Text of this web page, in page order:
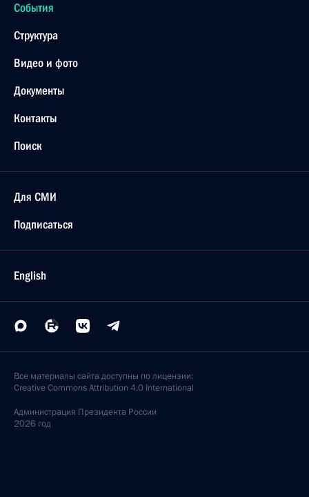
События
Структура
Видео и фото
Документы
Контакты
Поиск
Для СМИ
Подписаться
English
Все материалы сайта доступны по лицензии:
Creative Commons Attribution 4.0 International
Администрация Президента России
2026 год